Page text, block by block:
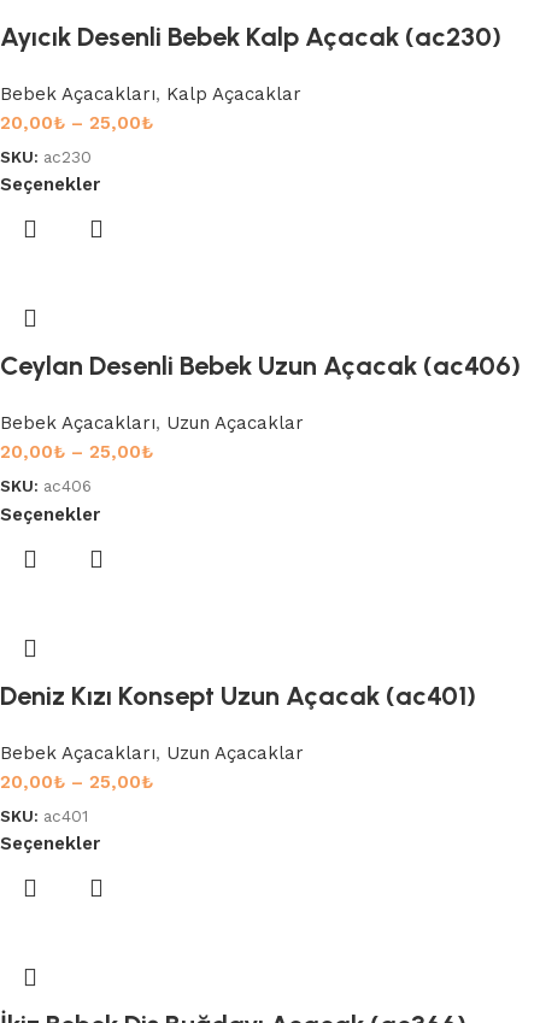
Ayıcık Desenli Bebek Kalp Açacak (ac230)
Bebek Açacakları, Kalp Açacaklar
20,00₺ – 25,00₺
SKU: ac230
Seçenekler
Ceylan Desenli Bebek Uzun Açacak (ac406)
Bebek Açacakları, Uzun Açacaklar
20,00₺ – 25,00₺
SKU: ac406
Seçenekler
Deniz Kızı Konsept Uzun Açacak (ac401)
Bebek Açacakları, Uzun Açacaklar
20,00₺ – 25,00₺
SKU: ac401
Seçenekler